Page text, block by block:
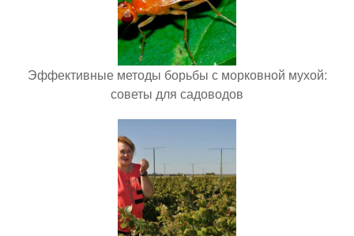
Эффективные методы борьбы с морковной мухой:
советы для садоводов